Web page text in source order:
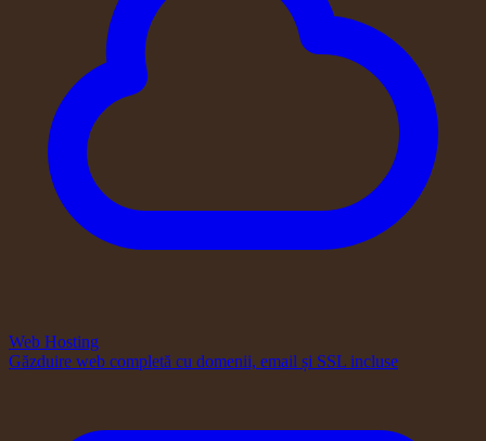
Web Hosting
Găzduire web completă cu domenii, email și SSL incluse